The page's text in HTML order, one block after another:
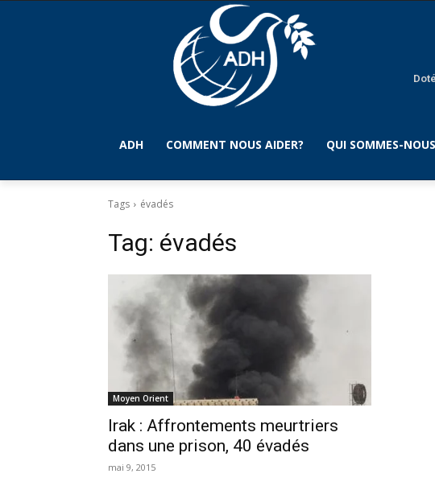
ADH COMMENT NOUS AIDER? QUI SOMMES-
Tags évadés
Tag: évadés
Moyen Orient
Irak : Affrontements meurtriers
dans une prison, 40 évadés
mai 9, 2015